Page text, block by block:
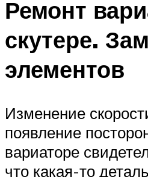
Ремонт
скутере.
элементов
Изменение
появление
вариаторе
что какая-то